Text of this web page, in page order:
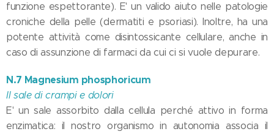
funzione espettorante). E' un valido aiuto nelle patologie
croniche della pelle (dermatiti e psoriasi). Inoltre, ha una
potente attività come disintossicante cellulare, anche in
caso di assunzione di farmaci da cui ci si vuole depurare.
N.7 Magnesium phosphoricum
Il sale di crampi e dolori
E' un sale assorbito dalla cellula perché attivo in forma
enzimatica: il nostro organismo in autonomia associa il